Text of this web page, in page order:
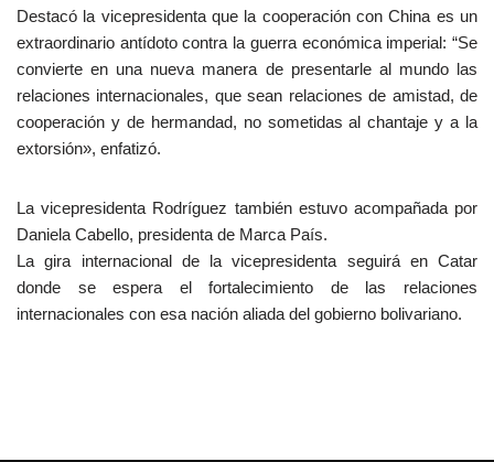
Destacó la vicepresidenta que la cooperación con China es un
extraordinario antídoto contra la guerra económica imperial: “Se
convierte en una nueva manera de presentarle al mundo las
relaciones internacionales, que sean relaciones de amistad, de
cooperación y de hermandad, no sometidas al chantaje y a la
extorsión», enfatizó.
La vicepresidenta Rodríguez también estuvo acompañada por
Daniela Cabello, presidenta de Marca País.
La gira internacional de la vicepresidenta seguirá en Catar
donde se espera el fortalecimiento de las relaciones
internacionales con esa nación aliada del gobierno bolivariano.